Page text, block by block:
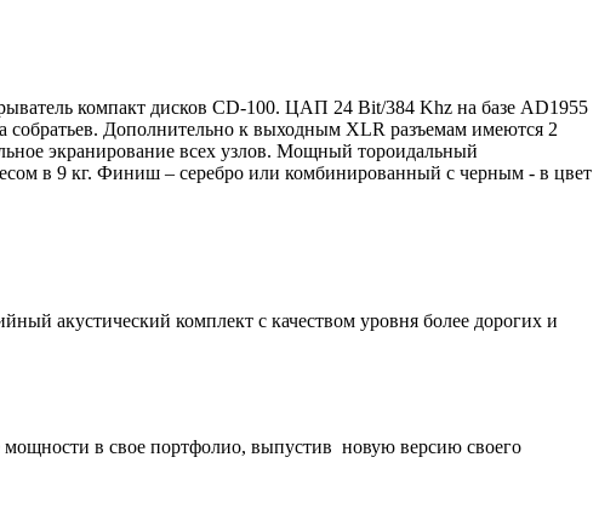
компакт дисков CD-100. ЦАП 24 Bit/384 Khz на базе AD1955
собратьев. Дополнительно к выходным XLR разъемам имеются 2
экранирование всех узлов. Мощный тороидальный
в 9 кг. Финиш – серебро или комбинированный с черным - в цвет
акустический комплект с качеством уровня более дорогих и
в свое портфолио, выпустив новую версию своего